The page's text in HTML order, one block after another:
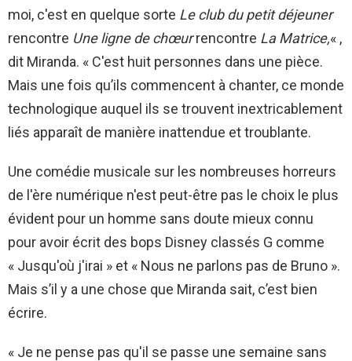
moi, c'est en quelque sorte Le club du petit déjeuner
rencontre Une ligne de chœurrencontre La Matrice,« ,
dit Miranda. « C'est huit personnes dans une pièce.
Mais une fois qu’ils commencent à chanter, ce monde
technologique auquel ils se trouvent inextricablement
liés apparaît de manière inattendue et troublante.
Une comédie musicale sur les nombreuses horreurs
de l'ère numérique n'est peut-être pas le choix le plus
évident pour un homme sans doute mieux connu
pour avoir écrit des bops Disney classés G comme
« Jusqu'où j'irai » et « Nous ne parlons pas de Bruno ».
Mais s’il y a une chose que Miranda sait, c’est bien
écrire.
« Je ne pense pas qu'il se passe une semaine sans